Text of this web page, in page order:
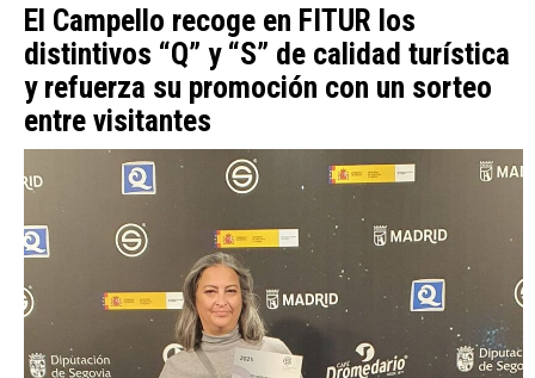
El Campello recoge en FITUR los
distintivos “Q” y “S” de calidad turística
y refuerza su promoción con un sorteo
entre visitantes